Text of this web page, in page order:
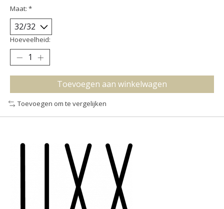
Maat: *
Hoeveelheid:
Toevoegen aan winkelwagen
Toevoegen om te vergelijken